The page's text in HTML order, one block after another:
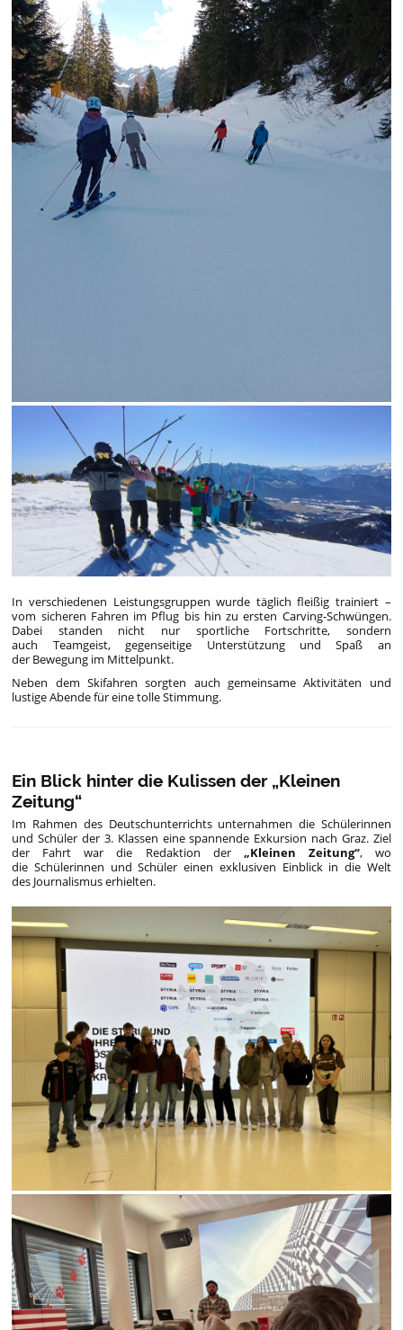
In verschiedenen Leistungsgruppen wurde täglich fleißig trainiert –
vom sicheren Fahren im Pflug bis hin zu ersten Carving-Schwüngen.
Dabei standen nicht nur sportliche Fortschritte, sondern
auch
Teamgeist, gegenseitige Unterstützung und Spaß an
der Bewegung im Mittelpunkt.
Neben dem Skifahren sorgten auch gemeinsame Aktivitäten und
lustige Abende für eine tolle Stimmung.
Ein Blick hinter die Kulissen der „Kleinen
Zeitung“
Im Rahmen des Deutschunterrichts unternahmen die Schülerinnen
und Schüler der 3. Klassen eine spannende Exkursion nach Graz. Ziel
der Fahrt war die Redaktion der
„Kleinen Zeitung“, wo
die Schülerinnen und Schüler einen exklusiven Einblick in die Welt
des Journalismus erhielten.